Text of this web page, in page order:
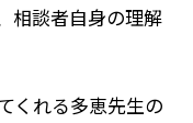
相談者自身の理解
くれる多恵先生の